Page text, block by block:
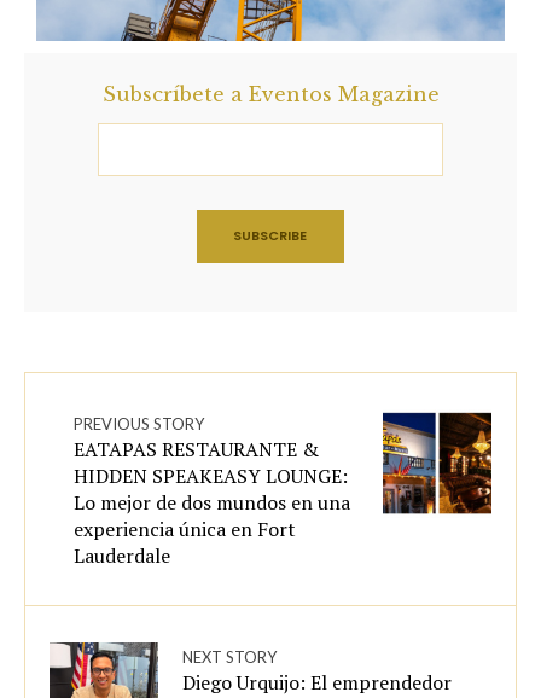
Subscríbete a Eventos Magazine
PREVIOUS STORY
EATAPAS RESTAURANTE &
HIDDEN SPEAKEASY LOUNGE:
Lo mejor de dos mundos en una
experiencia única en Fort
Lauderdale
NEXT STORY
Diego Urquijo: El emprendedor